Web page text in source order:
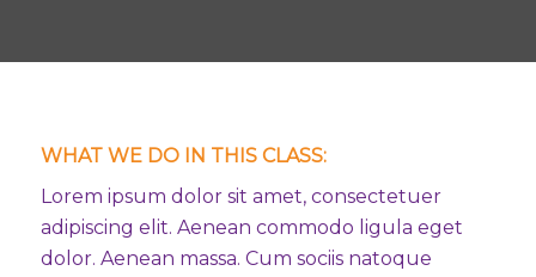
WHAT WE DO IN THIS CLASS:
Lorem ipsum dolor sit amet, consectetuer
adipiscing elit. Aenean commodo ligula eget
dolor. Aenean massa. Cum sociis natoque